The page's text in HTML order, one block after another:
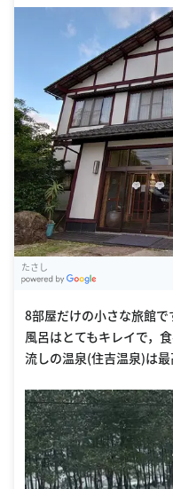
たさし
8部屋だけの小さな旅館で
風呂はとてもキレイで，
流しの温泉(住吉温泉)は最